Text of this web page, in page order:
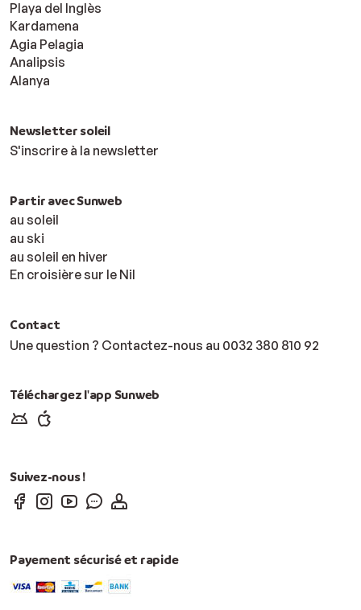
Playa del Inglès
Kardamena
Agia Pelagia
Analipsis
Alanya
Newsletter soleil
S'inscrire à la newsletter
Partir avec Sunweb
au soleil
au ski
au soleil en hiver
En croisière sur le Nil
Contact
Une question ? Contactez-nous au 0032 380 810 92
Téléchargez l'app Sunweb
Suivez-nous !
Payement sécurisé et rapide